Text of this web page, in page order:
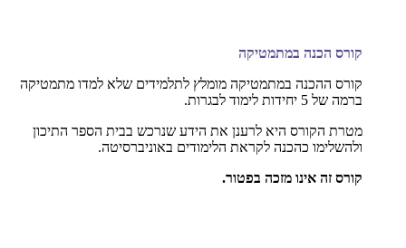
קורס הכנה במתמטיקה
קורס ההכנה במתמטיקה מומלץ לתלמידים שלא למדו מתמטיקה
ברמה של 5 יחידות לימוד לבגרות.
מטרת הקורס היא לרענן את הידע שנרכש בבית הספר התיכון
ולהשלימו כהכנה לקראת הלימודים באוניברסיטה.
קורס זה אינו מזכה בפטור.